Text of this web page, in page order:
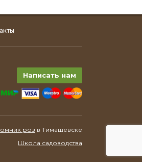
Написать нам
роз в Тимашевске
Школа садоводства